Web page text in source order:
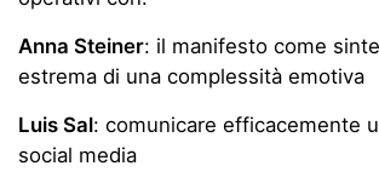
Anna Steiner: il manifesto come
estrema di una complessità emotiva
Luis Sal: comunicare efficacemente
social media